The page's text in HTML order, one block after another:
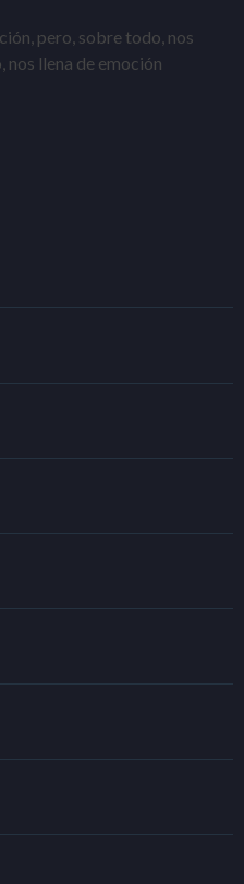
pero, sobre todo, nos
nos llena de emoción